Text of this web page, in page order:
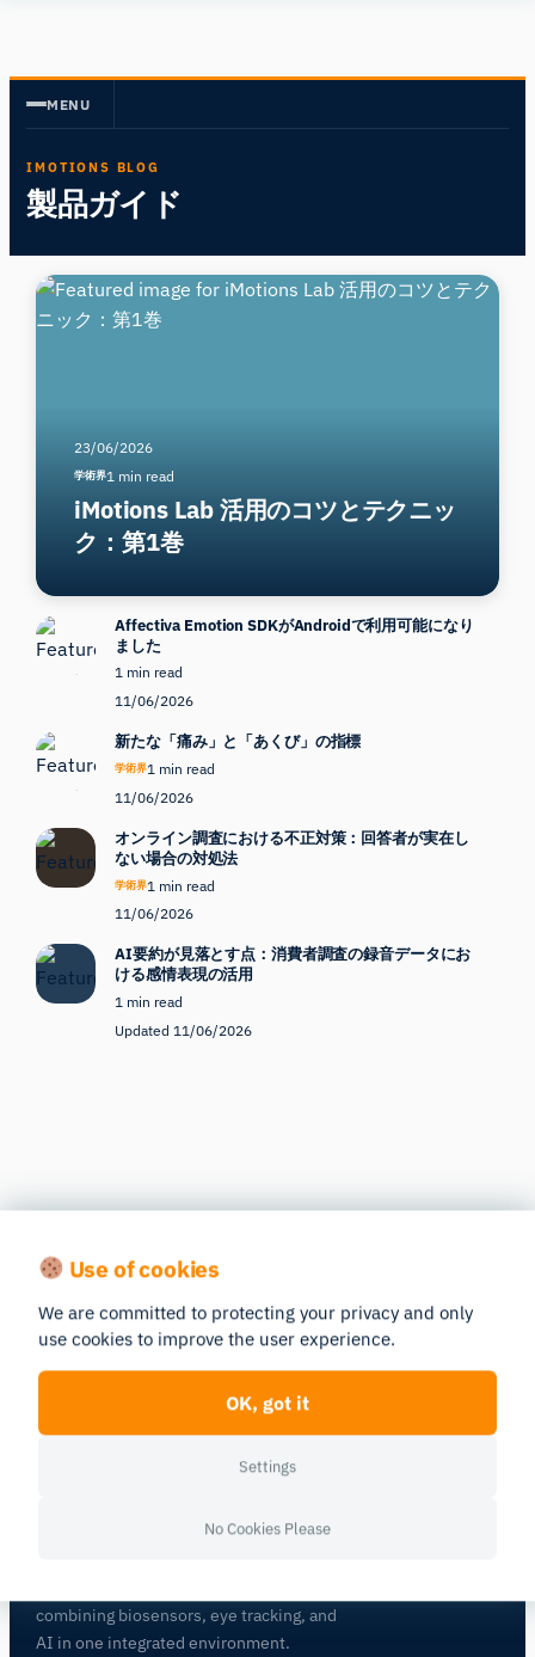
MENU
IMOTIONS BLOG
製品ガイド
iMotions Lab 活用のコツとテクニッ
ク：第1巻
学術界1 min read
23/06/2026
Affectiva Emotion SDKがAndroidで利用可能になり
ました
1 min read
11/06/2026
新たな「痛み」と「あくび」の指標
学術界1 min read
11/06/2026
オンライン調査における不正対策：回答者が実在し
ない場合の対処法
学術界1 min read
11/06/2026
AI要約が見落とす点：消費者調査の録音データにお
ける感情表現の活用
1 min read
Updated 11/06/2026
Get a personalized walkthrough of the iMotions platform.
Book a Demo
combining biosensors, eye tracking, and
AI in one integrated environment.
Use of cookies
We are committed to protecting your privacy and only
use cookies to improve the user experience.
OK, got it
Settings
No Cookies Please